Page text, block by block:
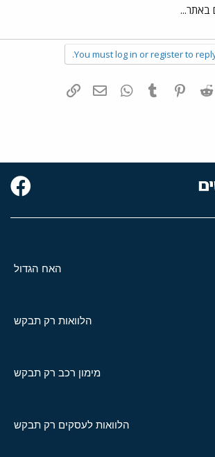
באתר...
You must log in or register to
Reddit
Pinterest
Tumblr
WhatsAppדואר אלקטרוני
האח הגדול
הלוואות רק תבקש
מימון רכב רק תבקש
הלוואות לעסקים רק תבקש